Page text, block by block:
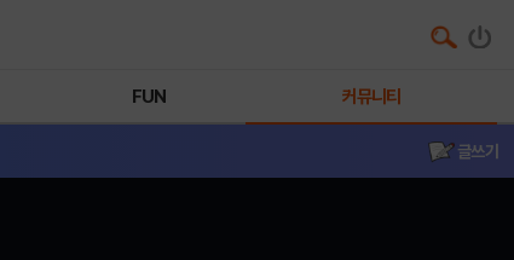
FUN 커뮤니티
글쓰기